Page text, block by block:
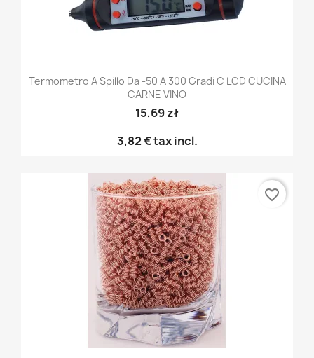
Termometro A Spillo Da -50 A 300 Gradi C LCD CUCINA
CARNE VINO
15,69 zł
3,82 €tax incl.
favorite_border